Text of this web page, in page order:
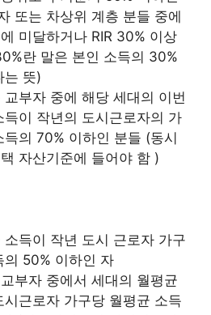
또는 차상위 계층 분들 중에
미달하거나 RIR 30% 이상
란 말은 본인 소득의 30%
는 뜻)
교부자 중에 해당 세대의 이번
득이 작년의 도시근로자의 가
득의 70% 이하인 분들 (동시
자산기준에 들어야 함 )
득이 작년 도시 근로자 가구
의 50% 이하인 자
부자 중에서 세대의 월평균
시근로자 가구당 월평균 소득